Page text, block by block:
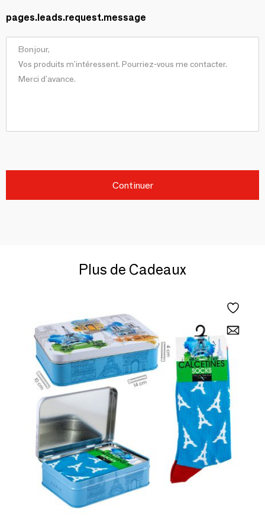
pages.leads.request.message
Continuer
Plus de Cadeaux